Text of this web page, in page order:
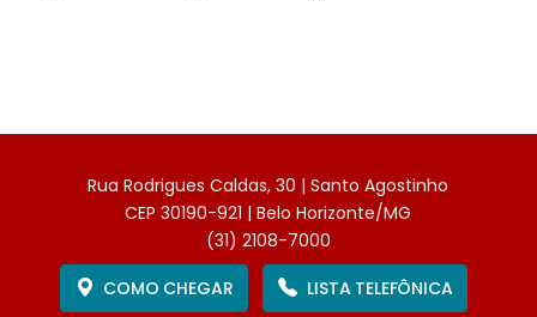
Rua Rodrigues Caldas, 30 | Santo Agostinho
CEP 30190-921 | Belo Horizonte/MG
(31) 2108-7000
COMO CHEGAR
LISTA TELEFÔNICA